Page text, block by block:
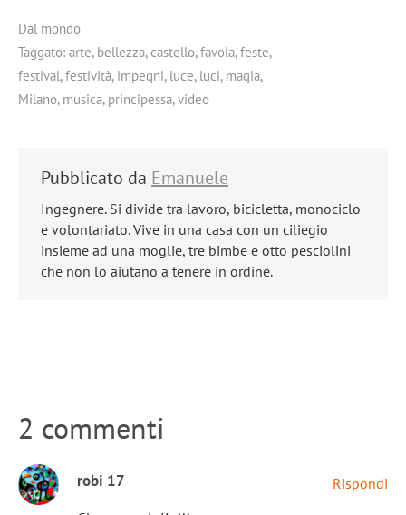
Dal mondo
Taggato: arte, bellezza,castello,favola,feste,
festival,festività, impegni, luce, luci, magia,
Milano, musica, principessa,video
Pubblicato da Emanuele
Ingegnere. Si divide tra lavoro, bicicletta, monociclo
e volontariato. Vive in una casa con un ciliegio
insieme ad una moglie, tre bimbe e otto pesciolini
che non lo aiutano a tenere in ordine.
2 commenti
robi 17 Rispondi